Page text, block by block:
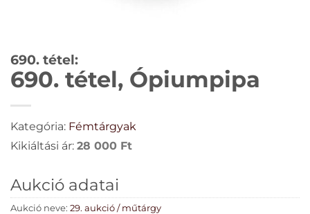
690. tétel:
690. tétel, Ópiumpipa
Kategória: Fémtárgyak
Kikiáltási ár: 28 000 Ft
Aukció adatai
Aukció neve: 29. aukció / műtárgy